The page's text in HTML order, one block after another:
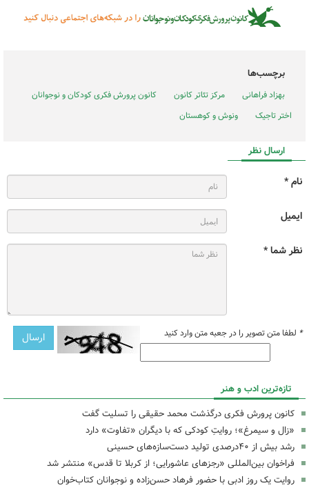
برچسب‌ها
بهزاد فراهانی مرکز تئاتر کانون
کانون پرورش فکری کودکان و نوجوانان
اختر تاجیک
ونوش و کوهستان
ارسال نظر
نام *
ایمیل
نظر شما *
* لطفا متن تصویر را در جعبه متن وارد کنید
تازه‌ترین ادب و هنر
کانون پرورش فکری درگذشت محمد حقیقی را تسلیت گفت
«زال و سیمرغ»؛ روایتِ کودکی که با دیگران «تفاوت» دارد
رشد بیش از ۴۰درصدی تولید دست‌سازه‌های حسینی
فراخوان بین‌المللی «رجزهای عاشورایی؛ از کربلا تا قدس» منتشر شد
روایت یک روز ادبی با حضور فرهاد حسن‌زاده و نوجوانان کتاب‌خوان